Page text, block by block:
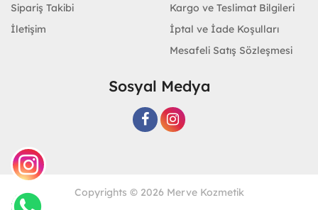
Sipariş Takibi
İletişim
Kargo ve Teslimat Bilgileri
İptal ve İade Koşulları
Mesafeli Satış Sözleşmesi
Sosyal Medya
Copyrights © 2026 Merve Kozmetik